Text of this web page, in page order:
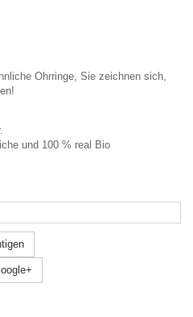
Ohrringe, Sie zeichnen sich,
und 100 % real Bio